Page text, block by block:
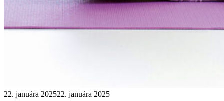
22. januára 202522. januára 2025